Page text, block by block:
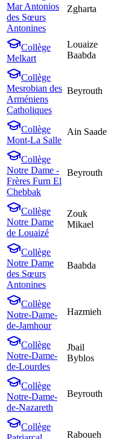
Mar Antonios
des Sœurs
Antonines
Zgharta
Collège
Melkart
Louaize
Baabda
Collège
Mesrobian des
Arméniens
Catholiques
Beyrouth
Collège
Mont-La Salle
Ain Saade
Collège
Notre Dame -
Frères Furn El
Chebbak
Beyrouth
Collège
Notre Dame
de Louaizé
Zouk
Mikael
Collège
Notre Dame
des Sœurs
Antonines
Baabda
Collège
Notre-Dame-
de-Jamhour
Hazmieh
Collège
Notre-Dame-
de-Lourdes
Jbail
Byblos
Collège
Notre-Dame-
de-Nazareth
Beyrouth
Collège
Raboueh